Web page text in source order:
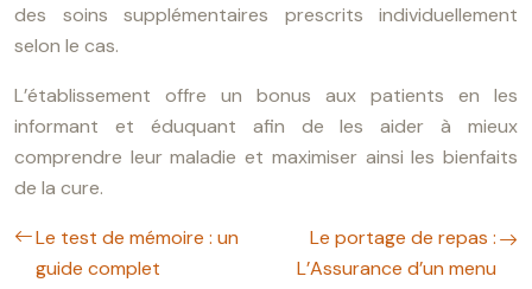
des soins supplémentaires prescrits individuellement
selon le cas.
L’établissement offre un bonus aux patients en les
informant et éduquant afin de les aider à mieux
comprendre leur maladie et maximiser ainsi les bienfaits
de la cure.
Le test de mémoire : un
guide complet
Le portage de repas :
L’Assurance d’un menu